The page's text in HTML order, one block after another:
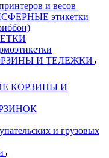
и весов
этикетки
И ТЕЛЕЖКИ
КОРЗИНЫ И
и грузовых